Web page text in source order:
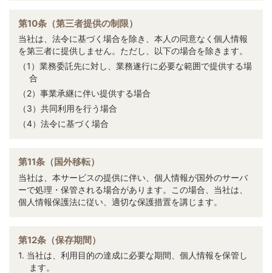
第10条（第三者提供の制限）
当社は、法令に基づく場合を除き、本人の同意なく個人情報
を第三者に提供しません。ただし、以下の場合を除きます。
（1）業務委託先に対し、業務遂行に必要な範囲で提供する場
合
（2）事業承継に伴い提供する場合
（3）共同利用を行う場合
（4）法令に基づく場合
第11条（国外移転）
当社は、本サービスの提供に伴い、個人情報が国外のサーバ
ーで処理・保管される場合があります。この場合、当社は、
個人情報保護法に従い、適切な保護措置を講じます。
第12条（保存期間）
1. 当社は、利用目的の達成に必要な期間、個人情報を保管し
ます。